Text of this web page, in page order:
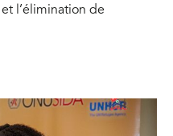
l’élimination de